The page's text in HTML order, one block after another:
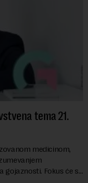
tema 21.
medicinom,
gojaznosti. Fokus će se